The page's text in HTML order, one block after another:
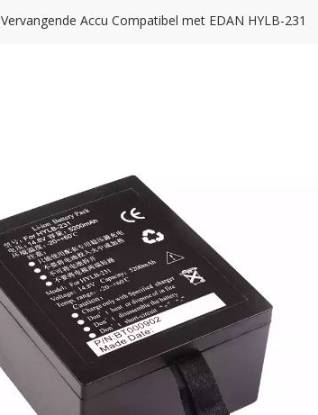
Vervangende Accu Compatibel met EDAN HYLB-231